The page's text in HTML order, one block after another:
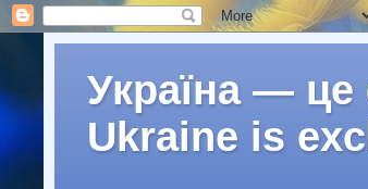
Україна —
Ukraine is